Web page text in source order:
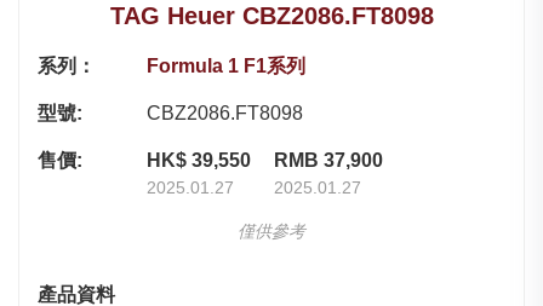
TAG Heuer CBZ2086.FT8098
系列： Formula 1 F1系列
型號: CBZ2086.FT8098
售價: HK$ 39,550
2025.01.27
RMB 37,900
2025.01.27
僅供參考
產品資料